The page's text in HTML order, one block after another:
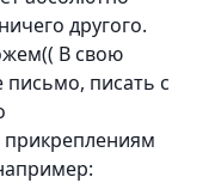
другого.
В свою
писать с